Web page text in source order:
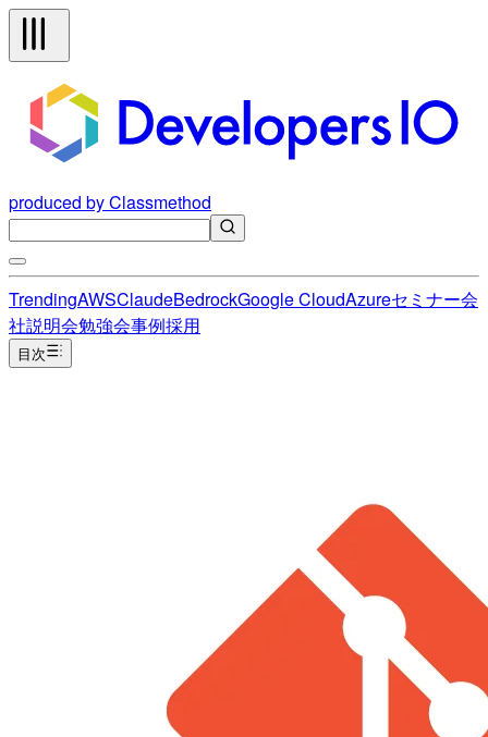
produced by Classmethod
TrendingAWSClaudeBedrockGoogle CloudAzureセミナー会
社説明会勉強会事例採用
目次